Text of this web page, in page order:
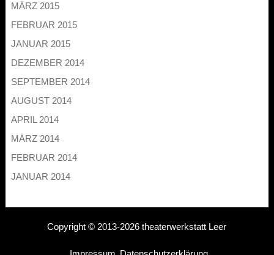
MÄRZ 2015
FEBRUAR 2015
JANUAR 2015
DEZEMBER 2014
SEPTEMBER 2014
AUGUST 2014
APRIL 2014
MÄRZ 2014
FEBRUAR 2014
JANUAR 2014
Copyright © 2013-2026 theaterwerkstatt Leer